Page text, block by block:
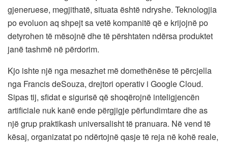
gjeneruese, megjithatë, situata është ndryshe. Teknologjia
po evoluon aq shpejt sa vetë kompanitë që e krijojnë po
detyrohen të mësojnë dhe të përshtaten ndërsa produktet
janë tashmë në përdorim.
Kjo ishte një nga mesazhet më domethënëse të përcjella
nga Francis deSouza, drejtori operativ i Google Cloud.
Sipas tij, sfidat e sigurisë që shoqërojnë inteligjencën
artificiale nuk kanë ende përgjigje përfundimtare dhe as
një grup praktikash universalisht të pranuara. Në vend të
kësaj, organizatat po ndërtojnë qasje të reja në kohë reale,